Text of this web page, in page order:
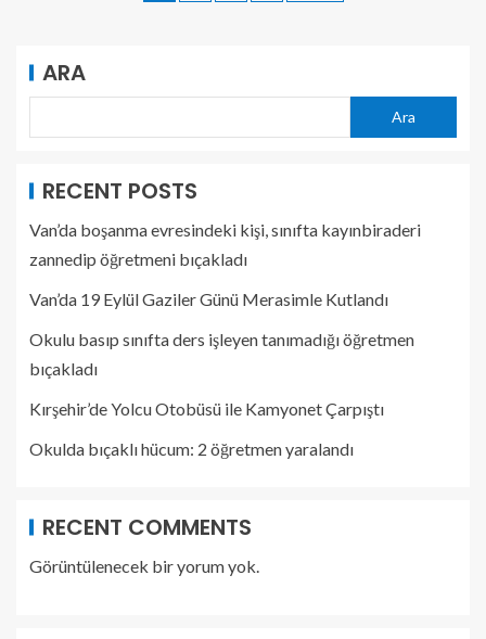
ARA
Ara
RECENT POSTS
Van’da boşanma evresindeki kişi, sınıfta kayınbiraderi
zannedip öğretmeni bıçakladı
Van’da 19 Eylül Gaziler Günü Merasimle Kutlandı
Okulu basıp sınıfta ders işleyen tanımadığı öğretmen
bıçakladı
Kırşehir’de Yolcu Otobüsü ile Kamyonet Çarpıştı
Okulda bıçaklı hücum: 2 öğretmen yaralandı
RECENT COMMENTS
Görüntülenecek bir yorum yok.